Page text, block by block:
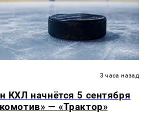
3 часа назад
КХЛ начнётся 5 сентября
— «Трактор»